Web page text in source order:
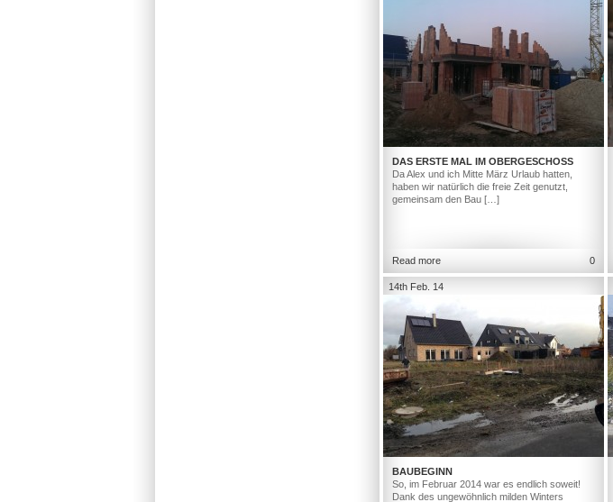
DAS ERSTE MAL IM OBERGESCHOSS
Da Alex und ich Mitte März Urlaub hatten,
haben wir natürlich die freie Zeit genutzt,
gemeinsam den Bau […]
Read more 0
14th Feb. 14
BAUBEGINN
So, im Februar 2014 war es endlich soweit!
Dank des ungewöhnlich milden Winters